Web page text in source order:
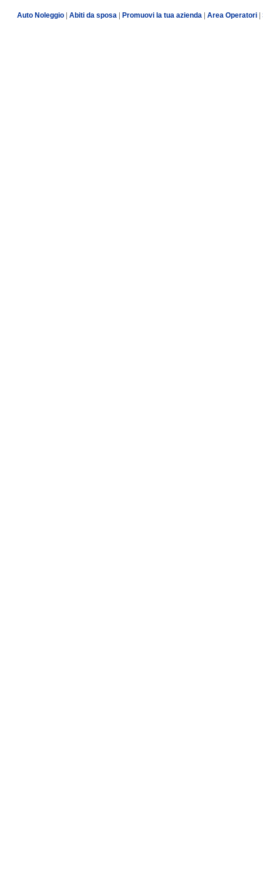
Auto Noleggio| Abiti da sposa| Promuovi la tua azienda Area Operatori